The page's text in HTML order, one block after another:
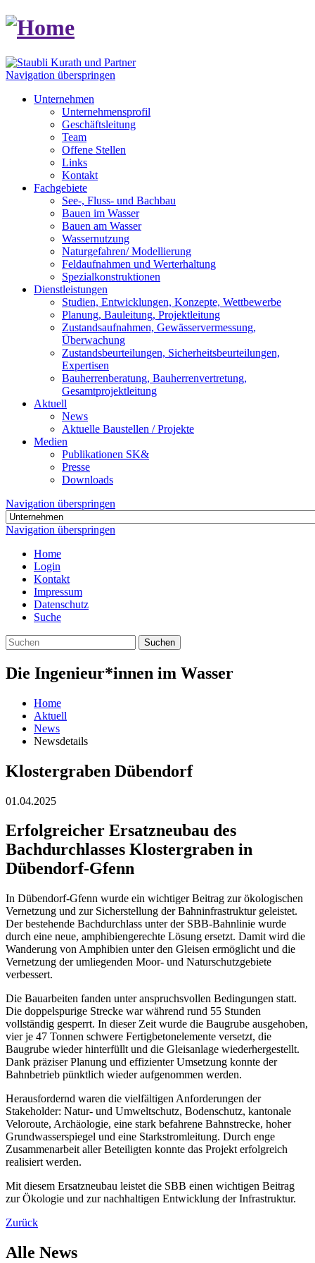
Navigation überspringen
Unternehmen
Unternehmensprofil
Geschäftsleitung
Team
Offene Stellen
Links
Kontakt
Fachgebiete
See-, Fluss- und Bachbau
Bauen im Wasser
Bauen am Wasser
Wassernutzung
Naturgefahren/ Modellierung
Feldaufnahmen und Werterhaltung
Spezialkonstruktionen
Dienstleistungen
Studien, Entwicklungen, Konzepte, Wettbewerbe
Planung, Bauleitung, Projektleitung
Zustandsaufnahmen, Gewässervermessung,
Überwachung
Zustandsbeurteilungen, Sicherheitsbeurteilungen,
Expertisen
Bauherrenberatung, Bauherrenvertretung,
Gesamtprojektleitung
Aktuell
News
Aktuelle Baustellen / Projekte
Medien
Publikationen SK&
Presse
Downloads
Navigation überspringen
Navigation überspringen
Home
Login
Kontakt
Impressum
Datenschutz
Suche
Suchen
Die Ingenieur*innen im Wasser
Home
Aktuell
News
Newsdetails
Klostergraben Dübendorf
01.04.2025
Erfolgreicher Ersatzneubau des
Bachdurchlasses Klostergraben in
Dübendorf-Gfenn
In Dübendorf-Gfenn wurde ein wichtiger Beitrag zur ökologischen
Vernetzung und zur Sicherstellung der Bahninfrastruktur geleistet.
Der bestehende Bachdurchlass unter der SBB-Bahnlinie wurde
durch eine neue, amphibiengerechte Lösung ersetzt. Damit wird die
Wanderung von Amphibien unter den Gleisen ermöglicht und die
Vernetzung der umliegenden Moor- und Naturschutzgebiete
verbessert.
Die Bauarbeiten fanden unter anspruchsvollen Bedingungen statt.
Die doppelspurige Strecke war während rund 55 Stunden
vollständig gesperrt. In dieser Zeit wurde die Baugrube ausgehoben,
vier je 47 Tonnen schwere Fertigbetonelemente versetzt, die
Baugrube wieder hinterfüllt und die Gleisanlage wiederhergestellt.
Dank präziser Planung und effizienter Umsetzung konnte der
Bahnbetrieb pünktlich wieder aufgenommen werden.
Herausfordernd waren die vielfältigen Anforderungen der
Stakeholder: Natur- und Umweltschutz, Bodenschutz, kantonale
Veloroute, Archäologie, eine stark befahrene Bahnstrecke, hoher
Grundwasserspiegel und eine Starkstromleitung. Durch enge
Zusammenarbeit aller Beteiligten konnte das Projekt erfolgreich
realisiert werden.
Mit diesem Ersatzneubau leistet die SBB einen wichtigen Beitrag
zur Ökologie und zur nachhaltigen Entwicklung der Infrastruktur.
Zurück
Alle News